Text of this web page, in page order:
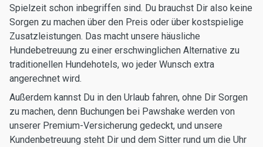
Spielzeit schon inbegriffen sind. Du brauchst Dir also keine
Sorgen zu machen über den Preis oder über kostspielige
Zusatzleistungen. Das macht unsere häusliche
Hundebetreuung zu einer erschwinglichen Alternative zu
traditionellen Hundehotels, wo jeder Wunsch extra
angerechnet wird.
Außerdem kannst Du in den Urlaub fahren, ohne Dir Sorgen
zu machen, denn Buchungen bei Pawshake werden von
unserer Premium-Versicherung gedeckt, und unsere
Kundenbetreuung steht Dir und dem Sitter rund um die Uhr